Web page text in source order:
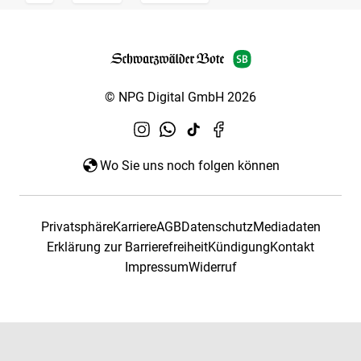
© NPG Digital GmbH 2026
Wo Sie uns noch folgen können
PrivatsphäreKarriereAGBDatenschutzMediadaten
Erklärung zur BarrierefreiheitKündigungKontakt
ImpressumWiderruf